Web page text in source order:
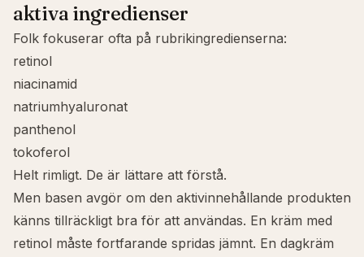
aktiva ingredienser
Folk fokuserar ofta på rubrikingredienserna:
retinol
niacinamid
natriumhyaluronat
panthenol
tokoferol
Helt rimligt. De är lättare att förstå.
Men basen avgör om den aktivinnehållande produkten
känns tillräckligt bra för att användas. En kräm med
retinol måste fortfarande spridas jämnt. En dagkräm